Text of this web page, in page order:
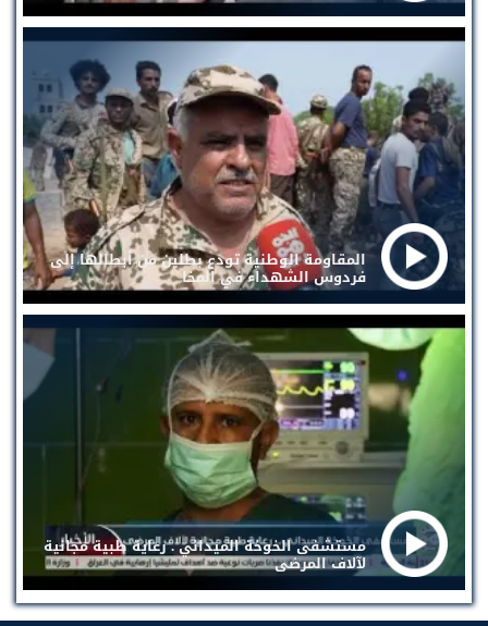
المقاومة الوطنية تودع بطلين من أبطالها إلى
فردوس الشهداء في المخا
مستشفى الخوخة الميداني . رعاية طبية مجانية
لآلاف المرضى